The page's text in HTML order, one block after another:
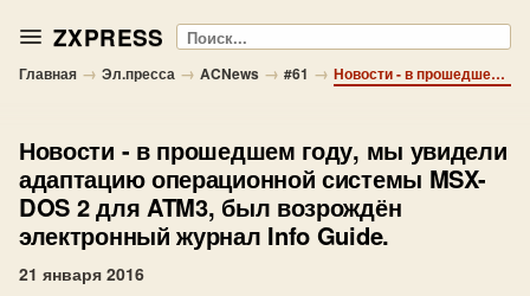
ZXPRESS Поиск
Главная → Эл.пресса → ACNews → #61 → Новости - в прошедшем году, мы увидели адаптацию операционной системы MSX-DOS 2 для ATM3, был возрождён электронный журнал Info Guide.
Новости - в прошедшем году, мы увидели
адаптацию операционной системы MSX-
DOS 2 для ATM3, был возрождён
электронный журнал Info Guide.
21 января 2016